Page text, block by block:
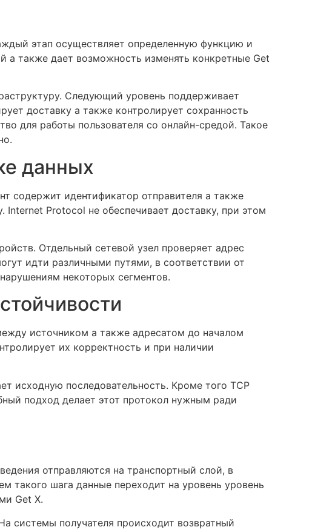
этап осуществляет определенную функцию и
а также дает возможность изменять конкретные Get
Следующий уровень поддерживает
доставку а также контролирует сохранность
для работы пользователя со онлайн-средой. Такое
данных
содержит идентификатор отправителя а также
Internet Protocol не обеспечивает доставку, при этом
Отдельный сетевой узел проверяет адрес
идти различными путями, в соответствии от
некоторых сегментов.
источником а также адресатом до началом
их корректность и при наличии
исходную последовательность. Кроме того TCP
подход делает этот протокол нужным ради
отправляются на транспортный слой, в
такого шага данные переходит на уровень уровень
Get X.
системы получателя происходит возвратный